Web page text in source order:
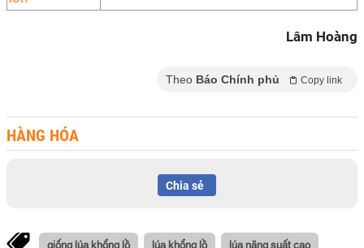
Lâm Hoàng
Theo Báo Chính phủ Copy link
HÀNG HÓA
Chia sẻ
giống lúa khổng lồ lúa khổng lồ lúa năng suất cao